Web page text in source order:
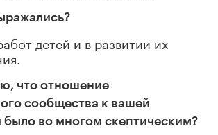
детей и в развитии их
что отношение
сообщества к вашей
было во многом скептическим?